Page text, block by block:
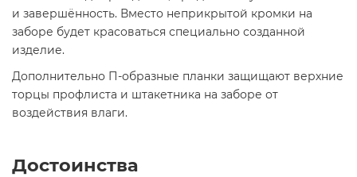
и завершённость. Вместо неприкрытой кромки на
заборе будет красоваться специально созданной
изделие.
Дополнительно П-образные планки защищают верхние
торцы профлиста и штакетника на заборе от
воздействия влаги.
Достоинства